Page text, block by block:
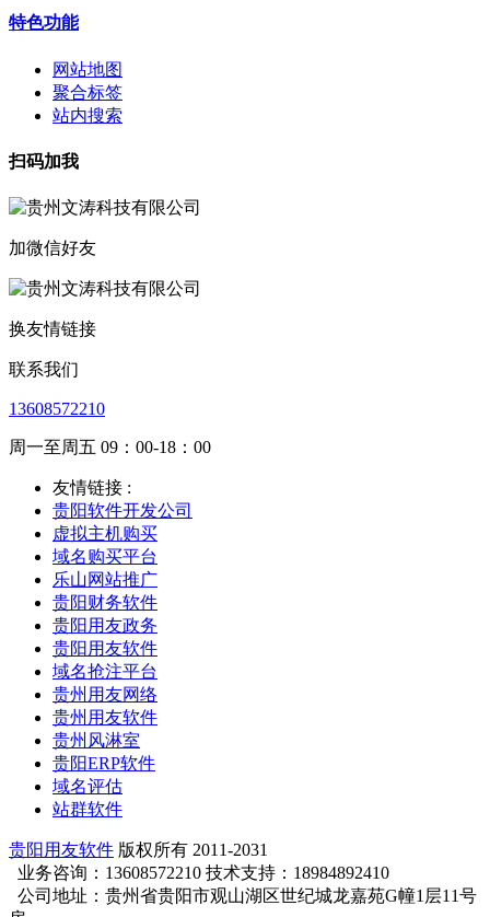
特色功能
网站地图
聚合标签
站内搜索
扫码加我
加微信好友
换友情链接
联系我们
13608572210
周一至周五 09：00-18：00
友情链接 :
贵阳软件开发公司
虚拟主机购买
域名购买平台
乐山网站推广
贵阳财务软件
贵阳用友政务
贵阳用友软件
域名抢注平台
贵州用友网络
贵州用友软件
贵州风淋室
贵阳ERP软件
域名评估
站群软件
贵阳用友软件 版权所有 2011-2031
业务咨询：13608572210 技术支持：18984892410
公司地址：贵州省贵阳市观山湖区世纪城龙嘉苑G幢1层11号